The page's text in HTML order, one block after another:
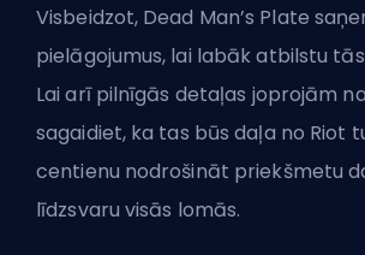
Visbeidzot, Dead Man’s Plate
pielāgojumus, lai labāk atbilstu
Lai arī pilnīgās detaļas joprojām
sagaidiet, ka tas būs daļa no Riot
centienu nodrošināt priekšmetu
līdzsvaru visās lomās.